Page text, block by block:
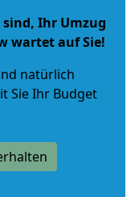
sind, Ihr Umzug
wartet auf Sie!
natürlich
Sie Ihr Budget